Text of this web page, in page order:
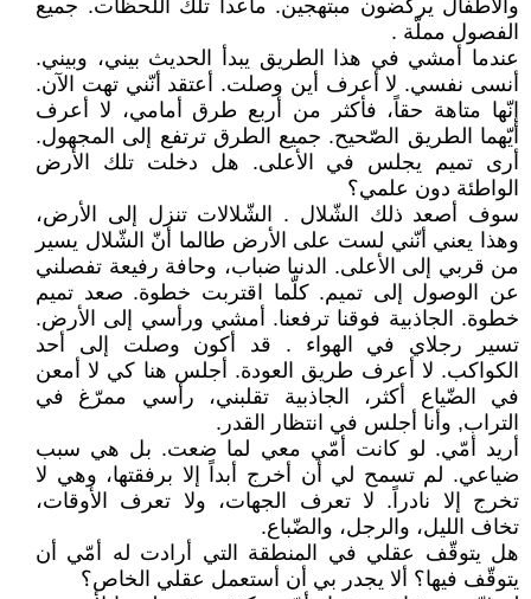
والأطفال يركضون مبتهجين. ماعدا تلك اللحظات. جميع
الفصول مملّة .
عندما أمشي في هذا الطريق يبدأ الحديث بيني، وبيني.
أنسى نفسي. لا أعرف أين وصلت. أعتقد أنّني تهت الآن.
إنّها متاهة حقاً، فأكثر من أربع طرق أمامي، لا أعرف
أيّهما الطريق الصّحيح. جميع الطرق ترتفع إلى المجهول.
أرى تميم يجلس في الأعلى. هل دخلت تلك الأرض
الواطئة دون علمي؟
سوف أصعد ذلك الشّلال . الشّلالات تنزل إلى الأرض،
وهذا يعني أنّني لست على الأرض طالما أنّ الشّلال يسير
من قربي إلى الأعلى. الدنيا ضباب، وحافة رفيعة تفصلني
عن الوصول إلى تميم. كلّما اقتربت خطوة. صعد تميم
خطوة. الجاذبية فوقنا ترفعنا. أمشي ورأسي إلى الأرض.
تسير رجلاي في الهواء . قد أكون وصلت إلى أحد
الكواكب. لا أعرف طريق العودة. أجلس هنا كي لا أمعن
في الضّياع أكثر، الجاذبية تقلبني، رأسي ممرّغ في
التراب, وأنا أجلس في انتظار القدر.
أريد أمّي. لو كانت أمّي معي لما ضعت. بل هي سبب
ضياعي. لم تسمح لي أن أخرج أبداً إلا برفقتها، وهي لا
تخرج إلا نادراً. لا تعرف الجهات، ولا تعرف الأوقات،
تخاف الليل، والرجل، والضّباع.
هل يتوقّف عقلي في المنطقة التي أرادت له أمّي أن
يتوقّف فيها؟ ألا يجدر بي أن أستعمل عقلي الخاص؟